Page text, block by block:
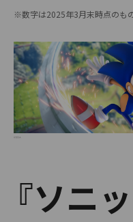
※数字は2025年3月末時点のもの
『ソニ